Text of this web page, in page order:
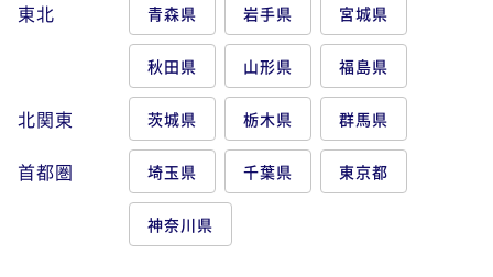
東北 青森県 岩手県 宮城県
秋田県 山形県 福島県
北関東 茨城県 栃木県 群馬県
首都圏 埼玉県 千葉県 東京都
神奈川県